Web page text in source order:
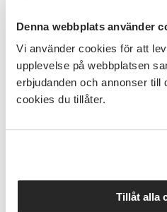
Denna webbplats använder
Vi använder cookies för att
upplevelse på webbplatsen
erbjudanden och annonser till
cookies du tillåter.
Tillåt alla
Tider
Planerad kursstart är 29/9
träff vecka 43).
Ledaren
Tinuviel Bergström är en